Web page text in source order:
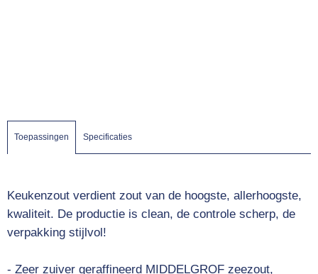
Toepassingen Specificaties
Keukenzout verdient zout van de hoogste, allerhoogste,
kwaliteit. De productie is clean, de controle scherp, de
verpakking stijlvol!
- Zeer zuiver geraffineerd MIDDELGROF zeezout,